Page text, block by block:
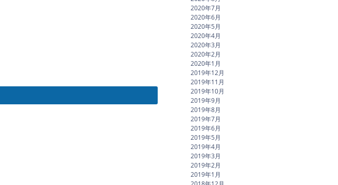
2020年7月
2020年6月
2020年5月
2020年4月
2020年3月
2020年2月
2020年1月
2019年12月
2019年11月
2019年10月
2019年9月
2019年8月
2019年7月
2019年6月
2019年5月
2019年4月
2019年3月
2019年2月
2019年1月